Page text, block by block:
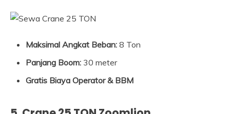
Maksimal Angkat Beban: 8 Ton
Panjang Boom: 30 meter
Gratis Biaya Operator & BBM